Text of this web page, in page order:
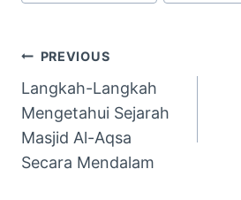
Navigasi
pos
PREVIOUS
Langkah-Langkah
Mengetahui Sejarah
Masjid Al-Aqsa
Secara Mendalam